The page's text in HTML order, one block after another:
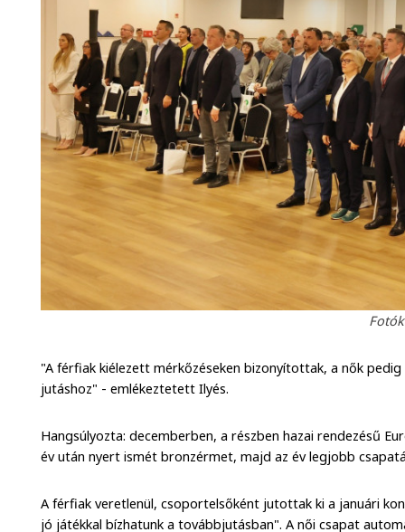
"A férfiak kiélezett mérkőzéseken bizonyítottak, a nők pedig
jutáshoz" - emlékeztetett Ilyés.
Hangsúlyozta: decemberben, a részben hazai rendezésű
év után nyert ismét bronzérmet, majd az év legjobb
A férfiak veretlenül, csoportelsőként jutottak ki a januári
jó játékkal bízhatunk a továbbjutásban". A női csapat